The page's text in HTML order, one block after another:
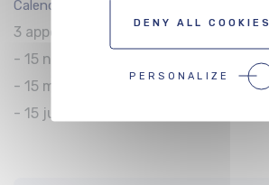
Calendrier de dépôt :
3 appels à projets par an :
- 15 novembre
- 15 mars
- 15 juin
DENY ALL COOKIES
PERSONALIZE